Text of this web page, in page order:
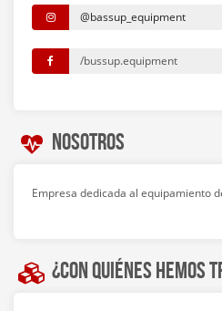
@bassup_equipment
/bussup.equipment
Nosotros
Empresa dedicada al equipamiento
¿Con quiénes hemos